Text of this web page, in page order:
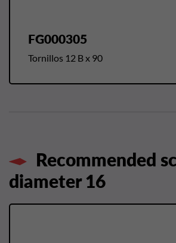
FG000305
Tornillos 12 B x 90
Recommended
diameter 16